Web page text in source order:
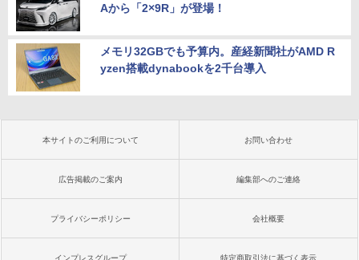
Aから「2×9R」が登場！
メモリ32GBでも予算内。産経新聞社がAMD R
yzen搭載dynabookを2千台導入
本サイトのご利用について お問い合わせ
広告掲載のご案内 編集部へのご連絡
プライバシーポリシー 会社概要
インプレスグループ 特定商取引法に基づく表示